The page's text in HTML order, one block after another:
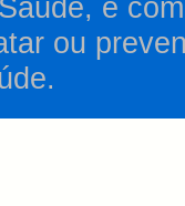
e
ou